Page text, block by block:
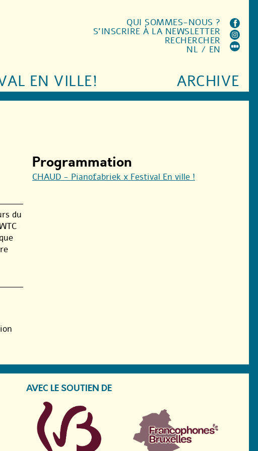
EN VILLE! ARCHIVE
QUI SOMMES-NOUS ?
S'INSCRIRE À LA NEWSLETTER
RECHERCHER
NL / EN
du
Programmation
CHAUD - Pianofabriek x Festival En ville !
AVEC LE SOUTIEN DE